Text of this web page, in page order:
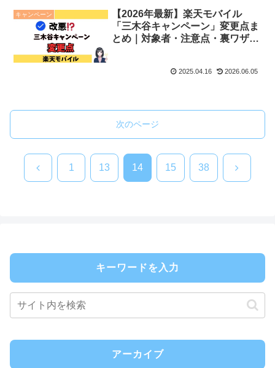
キャンペーン
【2026年最新】楽天モバイル
「三木谷キャンペーン」変更点ま
とめ｜対象者・注意点・裏ワザま
2025.04.16 2026.06.05
次のページ
前 1 13 14 15 38 次
キーワードを入力
アーカイブ